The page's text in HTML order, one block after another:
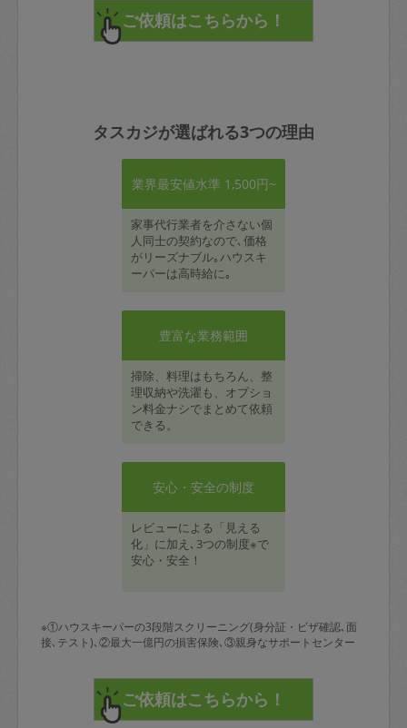
タスカジが選ばれる3つの理由
業界最安値水準 1,500円~
家事代行業者を介さない個
人同士の契約なので､価格
がリーズナブル｡ハウスキ
ーパーは高時給に｡
豊富な業務範囲
掃除、料理はもちろん、整
理収納や洗濯も、オプショ
ン料金ナシでまとめて依頼
できる。
安心・安全の制度
レビューによる「見える
化」に加え､3つの制度※で
安心・安全！
※①ハウスキーパーの3段階スクリーニング(身分証・ビザ確認､面
接､テスト)､②最大一億円の損害保険､③親身なサポートセンター